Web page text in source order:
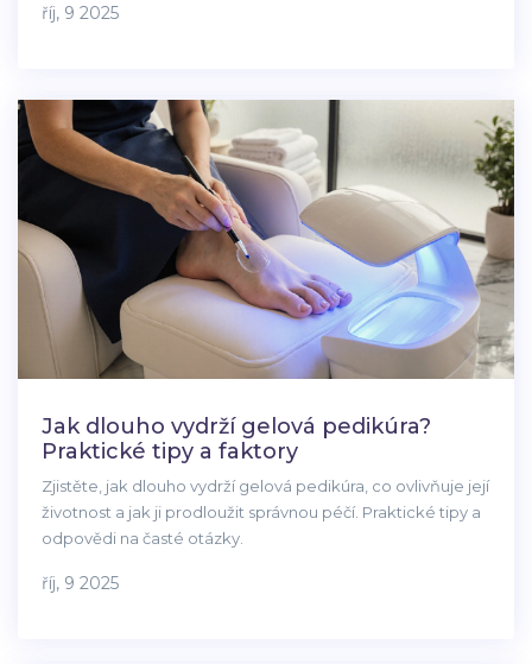
říj, 9 2025
Jak dlouho vydrží gelová pedikúra?
Praktické tipy a faktory
Zjistěte, jak dlouho vydrží gelová pedikúra, co ovlivňuje její
životnost a jak ji prodloužit správnou péčí. Praktické tipy a
odpovědi na časté otázky.
říj, 9 2025